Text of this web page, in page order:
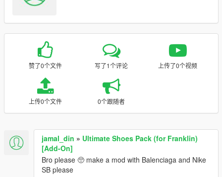
赞了0个文件 写了1个评论 上传了0个视频
上传0个文件 0个跟随者
jamal_din » Ultimate Shoes Pack (for Franklin)
[Add-On]
Bro please 🥺 make a mod with Balenciaga and Nike
SB please